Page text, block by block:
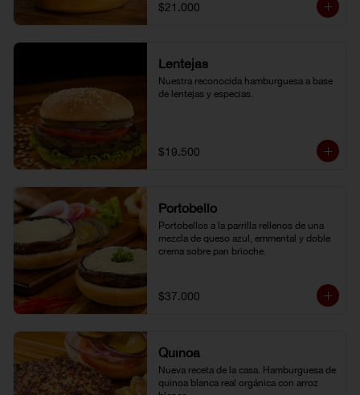
$21.000
Lentejas
Nuestra reconocida hamburguesa a base
de lentejas y especias.
$19.500
Portobello
Portobellos a la parrilla rellenos de una
mezcla de queso azul, emmental y doble
crema sobre pan brioche.
$37.000
Quínoa
Nueva receta de la casa. Hamburguesa de
quinoa blanca real orgánica con arroz